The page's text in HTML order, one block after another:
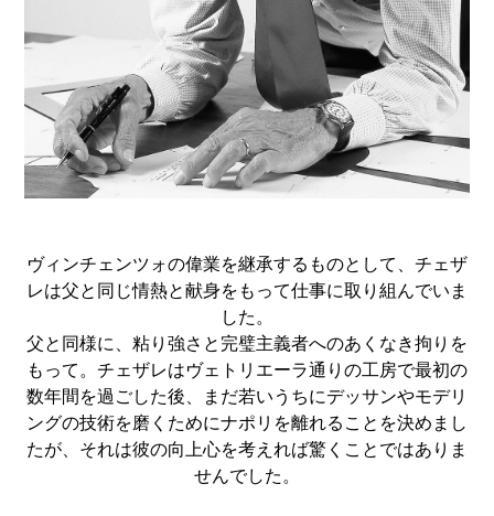
ヴィンチェンツォの偉業を継承するものとして、チェザ
レは父と同じ情熱と献身をもって仕事に取り組んでいま
した。
父と同様に、粘り強さと完璧主義者へのあくなき拘りを
もって。チェザレはヴェトリエーラ通りの工房で最初の
数年間を過ごした後、まだ若いうちにデッサンやモデリ
ングの技術を磨くためにナポリを離れることを決めまし
たが、それは彼の向上心を考えれば驚くことではありま
せんでした。